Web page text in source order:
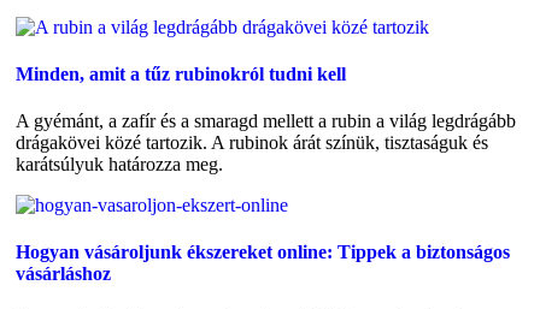
Minden, amit a tűz rubinokról tudni kell
A gyémánt, a zafír és a smaragd mellett a rubin a világ legdrágább
drágakövei közé tartozik. A rubinok árát színük, tisztaságuk és
karátsúlyuk határozza meg.
Hogyan vásároljunk ékszereket online: Tippek a biztonságos
vásárláshoz